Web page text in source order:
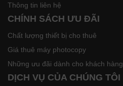
Thông tin liên hệ
CHÍNH SÁCH ƯU ĐÃI
Chất lượng thiết bị cho thuê
Giá thuê máy photocopy
Những ưu đãi dành cho khách hàng
DỊCH VỤ CỦA CHÚNG TÔI